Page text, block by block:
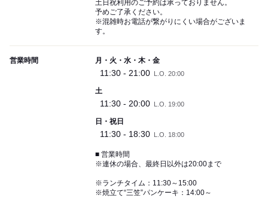
土日祝利用のご予約は承っておりません。
予めご了承ください。
※混雑時お電話が繋がりにくい場合がございま
す。
営業時間 月・火・水・木・金
11:30 - 21:00 L.O. 20:00
土
11:30 - 20:00 L.O. 19:00
日・祝日
11:30 - 18:30 L.O. 18:00
■ 営業時間
※連休の場合、最終日以外は20:00まで
※ランチタイム：11:30～15:00
※焼立て“三笠”パンケーキ：14:00～